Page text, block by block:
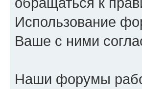
Использование
Ваше с ними
Наши форумы